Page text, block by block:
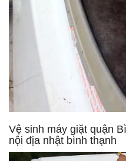
Vệ sinh máy giặt quận
nội địa nhật bình thạnh